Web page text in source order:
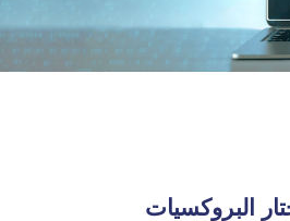
البروكسيات